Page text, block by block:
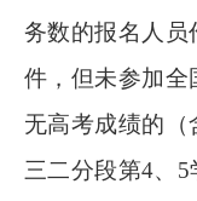
务数的报名人员
件，但未参加全
无高考成绩的（
三二分段第4、 5